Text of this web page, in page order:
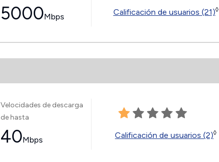
5000Mbps Calificación de usuarios (21)◊
Velocidades de descarga
de hasta
40Mbps Calificación de usuarios (2)◊